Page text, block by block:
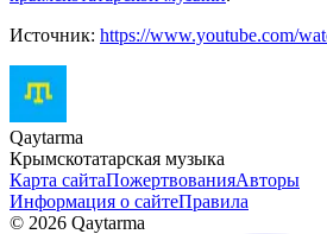
Источник: https://www.youtube.com/
Qaytarma
Крымскотатарская музыка
Карта сайтаПожертвованияАвторы
Информация о сайтеПравила
© 2026 Qaytarma